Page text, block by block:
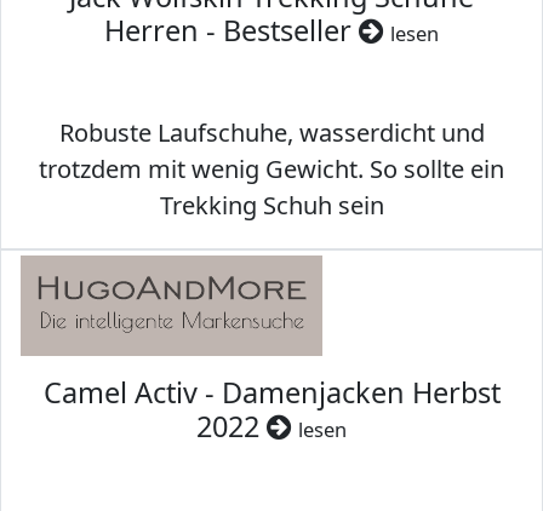
Herren - Bestseller
lesen
Robuste Laufschuhe, wasserdicht und
trotzdem mit wenig Gewicht. So sollte ein
Trekking Schuh sein
Camel Activ - Damenjacken Herbst
2022
lesen